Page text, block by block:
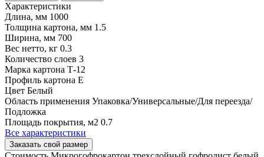
Характеристики
Длина, мм 1000
Толщина картона, мм 1.5
Ширина, мм 700
Вес нетто, кг 0.3
Количество слоев 3
Марка картона Т-12
Профиль картона E
Цвет Белый
Область применения Упаковка/Универсальные/Для переезда/
Подложка
Площадь покрытия, м2 0.7
Все характеристики
Заказать свой размер